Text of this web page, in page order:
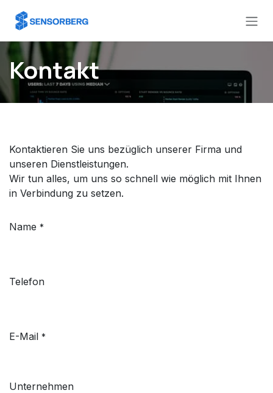
Kontakt
Kontaktieren Sie uns bezüglich unserer Firma und
unseren Dienstleistungen.
Wir tun alles, um uns so schnell wie möglich mit Ihnen
in Verbindung zu setzen.
Name *
Telefon
E-Mail *
Unternehmen